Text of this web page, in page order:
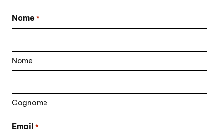
Nome *
Nome
Cognome
Email *